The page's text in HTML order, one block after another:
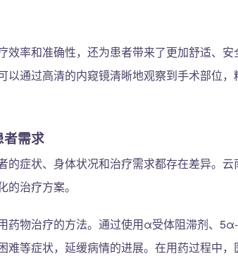
率和准确性，还为患者带来了更加舒适、安
以通过高清的内窥镜清晰地观察到手术部位
者需求
的症状、身体状况和治疗需求都存在差异。
治疗方案。
药物治疗的方法。通过使用α受体阻滞剂、
难等症状，延缓病情的进展。在用药过程中